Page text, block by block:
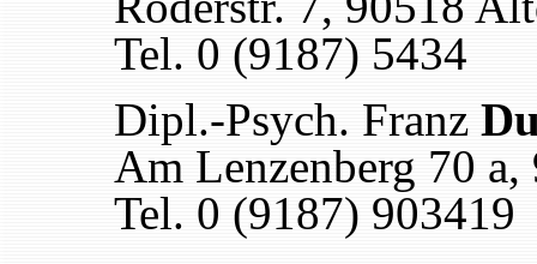
Tel. 0 (9187) 5434
Dipl.-Psych. Franz
Am Lenzenberg 70
Tel. 0 (9187) 903419